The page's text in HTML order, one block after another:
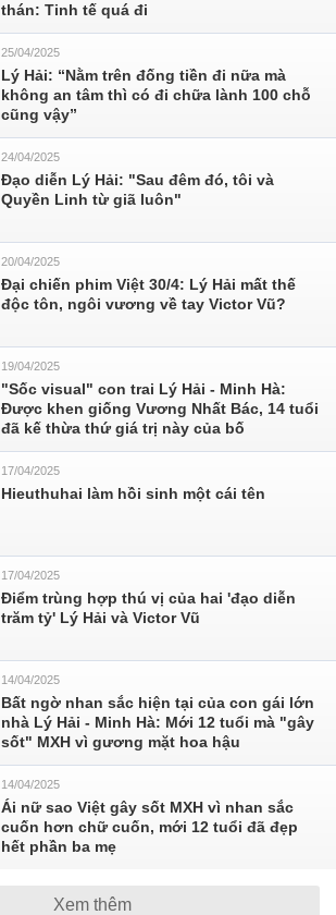
thán: Tinh tế quá đi
25/04/2025
Lý Hải: “Nằm trên đống tiền đi nữa mà
không an tâm thì có đi chữa lành 100 chỗ
cũng vậy”
24/04/2025
Đạo diễn Lý Hải: "Sau đêm đó, tôi và
Quyền Linh từ giã luôn"
20/04/2025
Đại chiến phim Việt 30/4: Lý Hải mất thế
độc tôn, ngôi vương về tay Victor Vũ?
19/04/2025
"Sốc visual" con trai Lý Hải - Minh Hà:
Được khen giống Vương Nhất Bác, 14 tuổi
đã kế thừa thứ giá trị này của bố
17/04/2025
Hieuthuhai làm hồi sinh một cái tên
17/04/2025
Điểm trùng hợp thú vị của hai 'đạo diễn
trăm tỷ' Lý Hải và Victor Vũ
14/04/2025
Bất ngờ nhan sắc hiện tại của con gái lớn
nhà Lý Hải - Minh Hà: Mới 12 tuổi mà "gây
sốt" MXH vì gương mặt hoa hậu
14/04/2025
Ái nữ sao Việt gây sốt MXH vì nhan sắc
cuốn hơn chữ cuốn, mới 12 tuổi đã đẹp
hết phần ba mẹ
Xem thêm